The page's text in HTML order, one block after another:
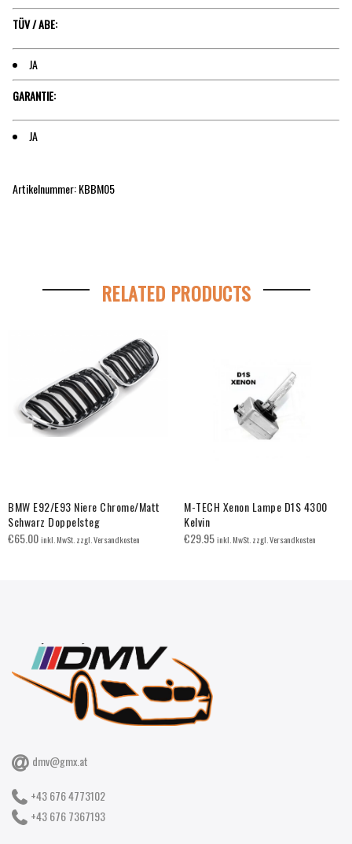
TÜV / ABE:
JA
GARANTIE:
JA
Artikelnummer: KBBM05
RELATED PRODUCTS
BMW E92/E93 Niere Chrome/Matt
Schwarz Doppelsteg
€65.00inkl. MwSt. zzgl. Versandkosten
M-TECH Xenon Lampe D1S 4300
Kelvin
€29.95inkl. MwSt. zzgl. Versandkosten
dmv@gmx.at
+43 676 4773102
+43 676 7367193